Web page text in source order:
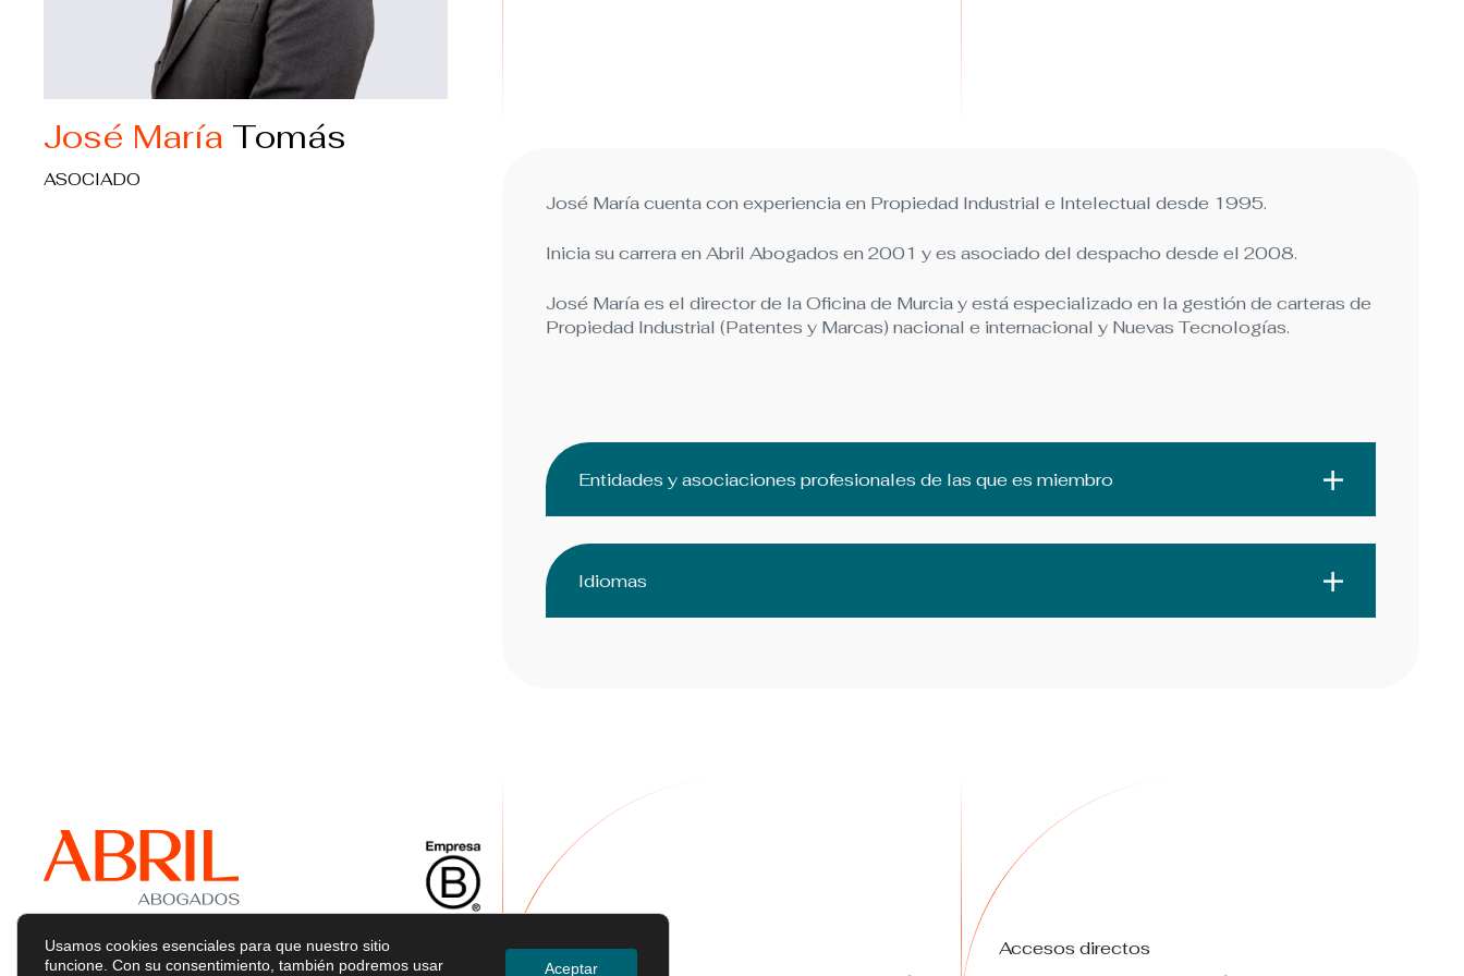
José María Tomás
ASOCIADO
José María cuenta con experiencia en Propiedad Industrial e Intelectual desde 1995.
Inicia su carrera en Abril Abogados en 2001 y es asociado del despacho desde el 2008.
José María es el director de la Oficina de Murcia y está especializado en la gestión de carteras de
Propiedad Industrial (Patentes y Marcas) nacional e internacional y Nuevas Tecnologías.
Entidades y asociaciones profesionales de las que es miembro
Idiomas
Servicios Accesos directos
Usamos cookies esenciales para que nuestro sitio
funcione. Con su consentimiento, también podremos usar
Aceptar